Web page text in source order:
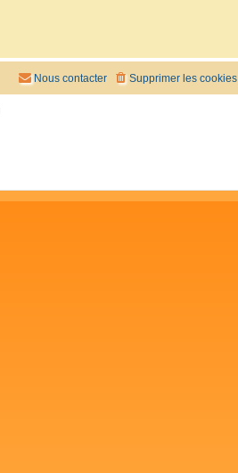
Supprimer les cookies
Nous contacter